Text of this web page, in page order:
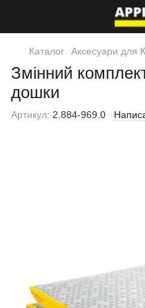
Каталог Аксесуари для
Змінний
дошки
Артикул: 2.884-969.0